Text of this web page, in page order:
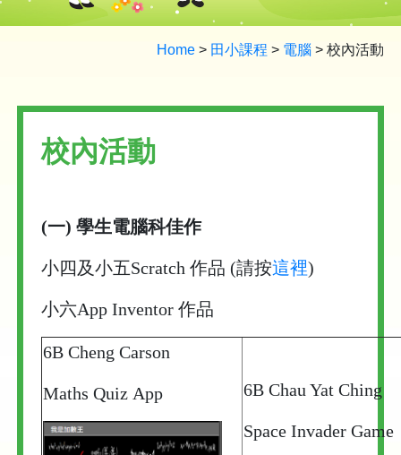
Home > 田小課程 > 電腦 > 校內活動
校內活動
(一) 學生電腦科佳作
小四及小五Scratch 作品 (請按這裡)
小六App Inventor 作品
6B Cheng Carson
Maths Quiz App 6B Chau Yat Ching
Space Invader Game